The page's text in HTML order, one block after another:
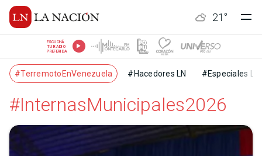
21 °
ESCUCHÁ
TU RADIO
PREFERIDA
#TerremotoEnVenezuela #Hacedores LN #Especiales LN
#InternasMunicipales2026